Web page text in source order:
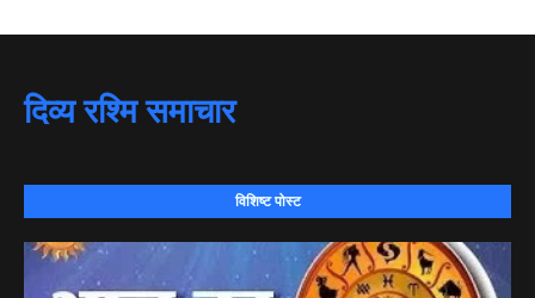
दिव्य रश्मि समाचार
विशिष्ट पोस्ट